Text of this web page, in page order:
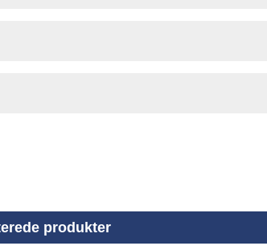
produkter